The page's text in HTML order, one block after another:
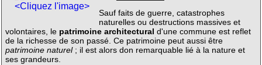
<Cliquez l'image>
Sauf faits de guerre, catastrophes
naturelles ou destructions massives et
volontaires, le patrimoine architectural d'une commune est reflet
de la richesse de son passé. Ce patrimoine peut aussi être
patrimoine naturel; il est alors don remarquable lié à la nature et
ses grandeurs.